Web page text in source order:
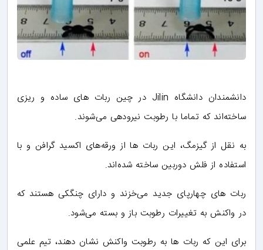
دانشمندان دانشگاه Jilin در چین ربات های ساده و ریزی
ساخته‌اند که تماما با رطوبت نیرودهی می‌شوند.
به نقل از گیزمگ، این ربات ها از ورقه‌های اکسید گرافن و با
استفاده از فلش دوربین ساخته‌ شده‌اند.
ربات های چهارپای جدید می‌خزند و دارای چنگکی هستند که
در واکنش به تغییرات رطوبت باز و بسته می‌شود.
برای این که ربات ها به رطوبت واکنش نشان دهند، تیم علمی